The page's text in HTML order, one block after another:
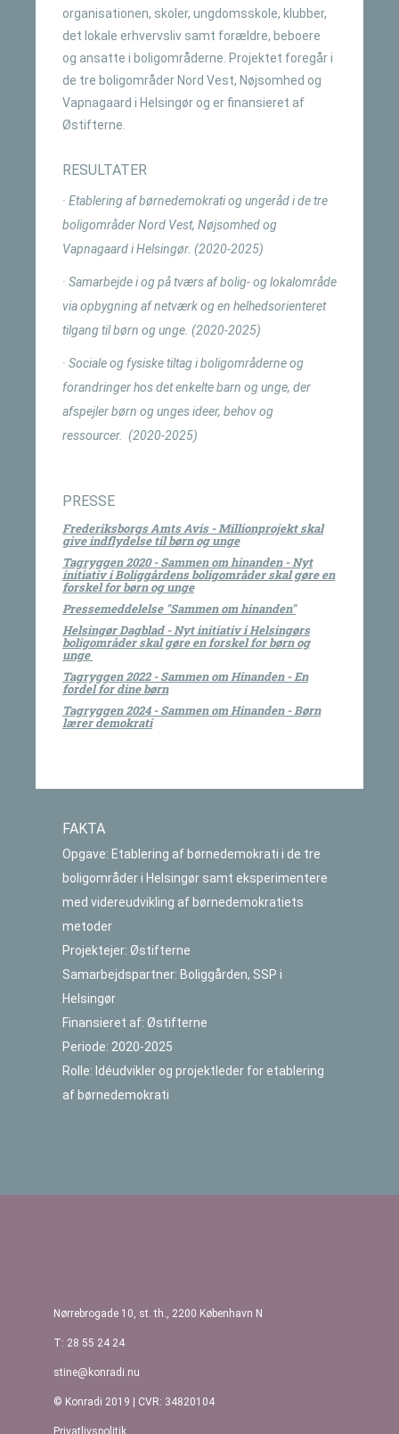
organisationen, skoler, ungdomsskole, klubber,
det lokale erhvervsliv samt forældre, beboere
og ansatte i boligområderne. Projektet foregår i
de tre boligområder Nord Vest, Nøjsomhed og
Vapnagaard i Helsingør og er finansieret af
Østifterne.
RESULTATER
· Etablering af børnedemokrati og ungeråd i de tre
boligområder Nord Vest, Nøjsomhed og
Vapnagaard i Helsingør. (2020-2025)
· Samarbejde i og på tværs af bolig- og lokalområde
via opbygning af netværk og en helhedsorienteret
tilgang til børn og unge. (2020-2025)
· Sociale og fysiske tiltag i boligområderne og
forandringer hos det enkelte barn og unge, der
afspejler børn og unges ideer, behov og
ressourcer. (2020-2025)
PRESSE
Frederiksborgs Amts Avis - Millionprojekt skal
give indflydelse til børn og unge
Tagryggen 2020 - Sammen om hinanden - Nyt
initiativ i Boliggårdens boligområder skal gøre en
forskel for børn og unge
Pressemeddelelse "Sammen om hinanden"
Helsingør Dagblad - Nyt initiativ i Helsingørs
boligområder skal gøre en forskel for børn og
unge
Tagryggen 2022 - Sammen om Hinanden - En
fordel for dine børn
Tagryggen 2024 - Sammen om Hinanden - Børn
lærer demokrati
FAKTA
Opgave: Etablering af børnedemokrati i de tre
boligområder i Helsingør samt eksperimentere
med videreudvikling af børnedemokratiets
metoder
Projektejer: Østifterne
Samarbejdspartner: Boliggården, SSP i
Helsingør
Finansieret af: Østifterne
Periode: 2020-2025
Rolle: Idéudvikler og projektleder for etablering
af børnedemokrati
Indlægsnavigation
Nørrebrogade 10, st. th., 2200 København N
T: 28 55 24 24
stine@konradi.nu
© Konradi 2019 | CVR: 34820104